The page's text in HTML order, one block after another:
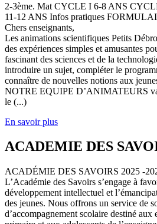
2-3ème. Mat CYCLE I 6-8 ANS
11-12 ANS Infos pratiques
Chers enseignants,
Les animations scientifiques Petits
des expériences simples et amusantes
fascinant des sciences et de la
introduire un sujet, compléter le
connaître de nouvelles notions aux
NOTRE EQUIPE D’ANIMATEURS va
le (...)
En savoir plus
ACADEMIE DES
ACADÉMIE DES SAVOIRS 2025 -
L’Académie des Savoirs s’engage à
développement intellectuel et
des jeunes. Nous offrons un service de
d’accompagnement scolaire destiné aux